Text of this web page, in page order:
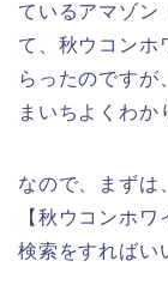
ているアマゾン
て、秋ウコンホ
らったのですが
まいちよくわか
なので、まずは
【秋ウコンホ
検索をすればい